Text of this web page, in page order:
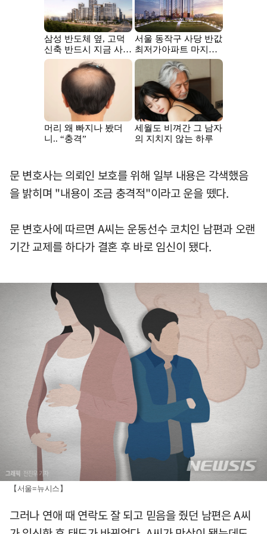
문 변호사는 의뢰인 보호를 위해 일부 내용은 각색했음
을 밝히며 "내용이 조금 충격적"이라고 운을 뗐다.
문 변호사에 따르면 A씨는 운동선수 코치인 남편과 오랜
기간 교제를 하다가 결혼 후 바로 임신이 됐다.
【서울=뉴시스】
그러나 연애 때 연락도 잘 되고 믿음을 줬던 남편은 A씨